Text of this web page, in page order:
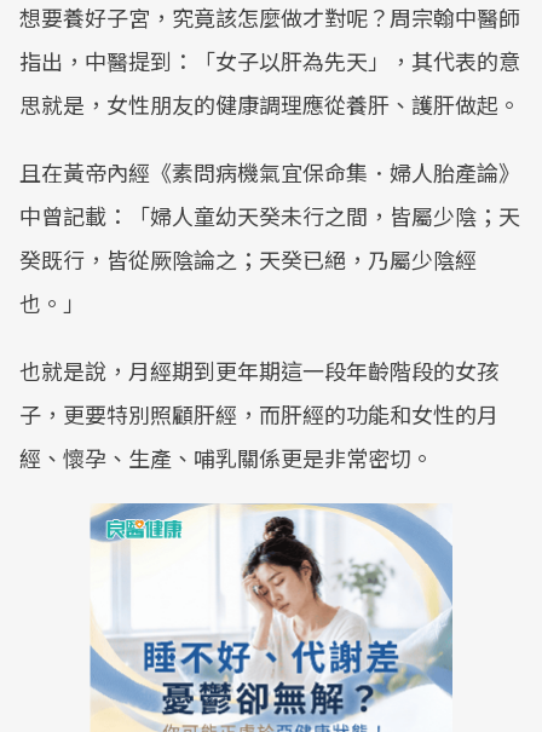
Mute
想要養好子宮，究竟該怎麼做才對呢？周宗翰中醫師
指出，中醫提到：「女子以肝為先天」，其代表的意
思就是，女性朋友的健康調理應從養肝、護肝做起。
且在黃帝內經《素問病機氣宜保命集．婦人胎產論》
中曾記載：「婦人童幼天癸未行之間，皆屬少陰；天
癸既行，皆從厥陰論之；天癸已絕，乃屬少陰經
也。」
也就是說，月經期到更年期這一段年齡階段的女孩
子，更要特別照顧肝經，而肝經的功能和女性的月
經、懷孕、生產、哺乳關係更是非常密切。